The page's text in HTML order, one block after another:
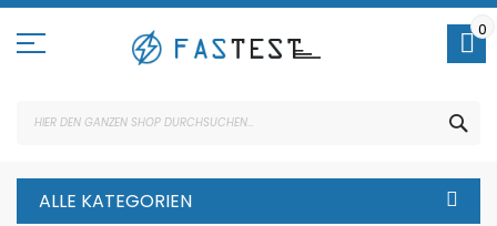
Direkt
Inhalt
0
ALLE KATEGORIEN